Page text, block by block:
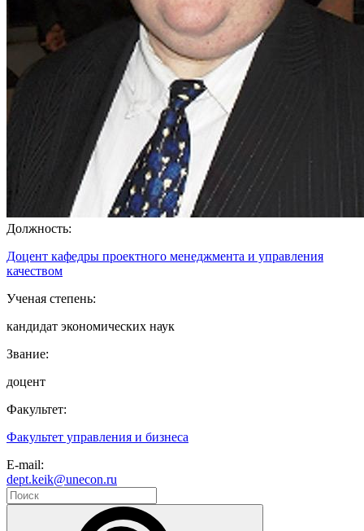
Должность:
Доцент кафедры проектного менеджмента и управления
качеством
Ученая степень:
кандидат экономических наук
Звание:
доцент
Факультет:
Факультет управления и бизнеса
E-mail:
dept.keik@unecon.ru